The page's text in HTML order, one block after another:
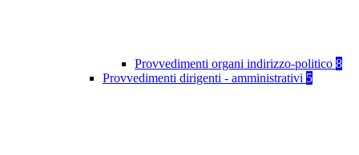
Provvedimenti organi indirizzo-politico 8
Provvedimenti dirigenti - amministrativi 5